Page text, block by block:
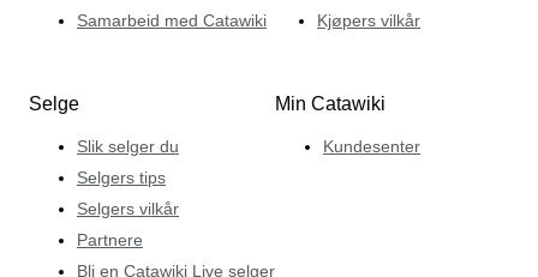
Samarbeid med Catawiki
Kjøpers vilkår
Selge
Slik selger du
Selgers tips
Selgers vilkår
Partnere
Bli en Catawiki Live selger
Min Catawiki
Kundesenter